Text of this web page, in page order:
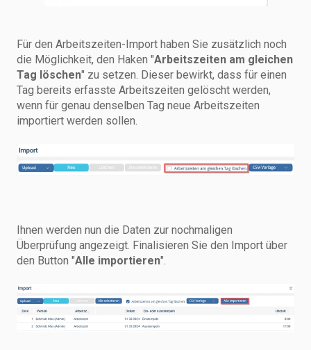
Für den Arbeitszeiten-Import haben Sie zusätzlich noch
die Möglichkeit, den Haken "Arbeitszeiten am gleichen
Tag löschen" zu setzen. Dieser bewirkt, dass für einen
Tag bereits erfasste Arbeitszeiten gelöscht werden,
wenn für genau denselben Tag neue Arbeitszeiten
importiert werden sollen.
Ihnen werden nun die Daten zur nochmaligen
Überprüfung angezeigt. Finalisieren Sie den Import über
den Button "Alle importieren".